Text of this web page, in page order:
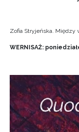
Zofia Stryjeńska. Między
WERNISAŻ: